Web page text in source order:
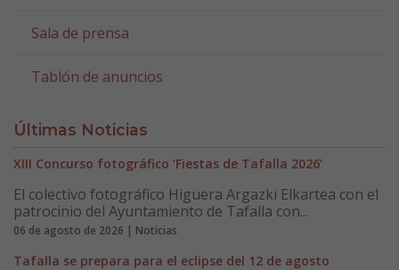
Sala de prensa
Tablón de anuncios
Últimas Noticias
XIII Concurso fotográfico ‘Fiestas de Tafalla 2026’
El colectivo fotográfico Higuera Argazki Elkartea con el
patrocinio del Ayuntamiento de Tafalla con...
06 de agosto de 2026 | Noticias
Tafalla se prepara para el eclipse del 12 de agosto